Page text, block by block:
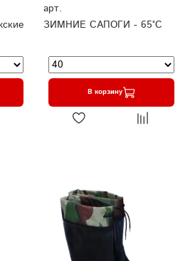
арт.
ЗИМНИЕ САПОГИ - 65°C
В корзину